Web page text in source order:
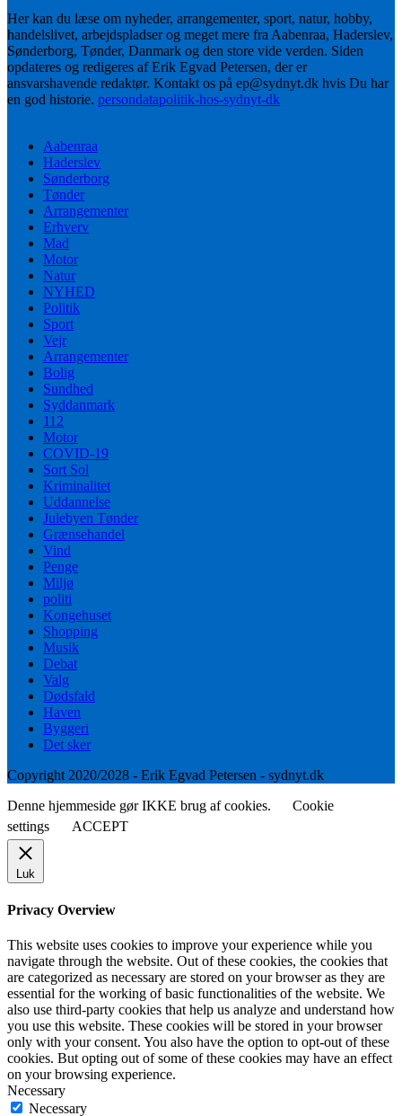
Her kan du læse om nyheder, arrangementer, sport, natur, hobby,
handelslivet, arbejdspladser og meget mere fra Aabenraa, Haderslev,
Sønderborg, Tønder, Danmark og den store vide verden. Siden
opdateres og redigeres af Erik Egvad Petersen, der er
ansvarshavende redaktør. Kontakt os på ep@sydnyt.dk hvis Du har
en god historie. persondatapolitik-hos-sydnyt-dk
Aabenraa
Haderslev
Sønderborg
Tønder
Arrangementer
Erhverv
Mad
Motor
Natur
NYHED
Politik
Sport
Vejr
Arrangementer
Bolig
Sundhed
Syddanmark
112
Motor
COVID-19
Sort Sol
Kriminalitet
Uddannelse
Julebyen Tønder
Grænsehandel
Vind
Penge
Miljø
politi
Kongehuset
Shopping
Musik
Debat
Valg
Dødsfald
Haven
Byggeri
Det sker
Copyright 2020/2028 - Erik Egvad Petersen - sydnyt.dk
Denne hjemmeside gør IKKE brug af cookies.
Cookie
settings
ACCEPT
Luk
Privacy Overview
This website uses cookies to improve your experience while you
navigate through the website. Out of these cookies, the cookies that
are categorized as necessary are stored on your browser as they are
essential for the working of basic functionalities of the website. We
also use third-party cookies that help us analyze and understand how
you use this website. These cookies will be stored in your browser
only with your consent. You also have the option to opt-out of these
cookies. But opting out of some of these cookies may have an effect
on your browsing experience.
Necessary
Necessary